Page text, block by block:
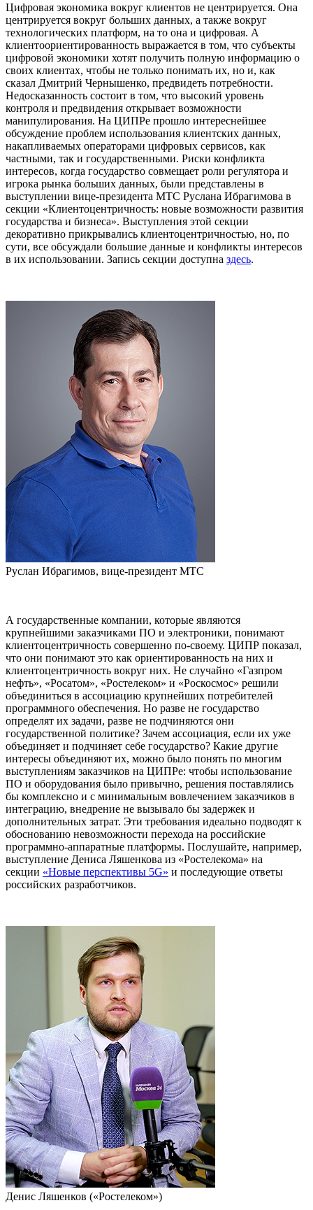
Цифровая экономика вокруг клиентов не центрируется. Она
центрируется вокруг больших данных, а также вокруг
технологических платформ, на то она и цифровая. А
клиентоориентированность выражается в том, что субъекты
цифровой экономики хотят получить полную информацию о
своих клиентах, чтобы не только понимать их, но и, как
сказал Дмитрий Чернышенко, предвидеть потребности.
Недосказанность состоит в том, что высокий уровень
контроля и предвидения открывает возможности
манипулирования. На ЦИПРе прошло интереснейшее
обсуждение проблем использования клиентских данных,
накапливаемых операторами цифровых сервисов, как
частными, так и государственными. Риски конфликта
интересов, когда государство совмещает роли регулятора и
игрока рынка больших данных, были представлены в
выступлении вице-президента МТС Руслана Ибрагимова в
секции «Клиентоцентричность: новые возможности развития
государства и бизнеса». Выступления этой секции
декоративно прикрывались клиентоцентричностью, но, по
сути, все обсуждали большие данные и конфликты интересов
в их использовании. Запись секции доступна здесь.
Руслан Ибрагимов, вице-президент МТС
А государственные компании, которые являются
крупнейшими заказчиками ПО и электроники, понимают
клиентоцентричность совершенно по-своему. ЦИПР показал,
что они понимают это как ориентированность на них и
клиентоцентричность вокруг них. Не случайно «Газпром
нефть», «Росатом», «Ростелеком» и «Роскосмос» решили
объединиться в ассоциацию крупнейших потребителей
программного обеспечения. Но разве не государство
определят их задачи, разве не подчиняются они
государственной политике? Зачем ассоциация, если их уже
объединяет и подчиняет себе государство? Какие другие
интересы объединяют их, можно было понять по многим
выступлениям заказчиков на ЦИПРе: чтобы использование
ПО и оборудования было привычно, решения поставлялись
бы комплексно и с минимальным вовлечением заказчиков в
интеграцию, внедрение не вызывало бы задержек и
дополнительных затрат. Эти требования идеально подводят к
обоснованию невозможности перехода на российские
программно-аппаратные платформы. Послушайте, например,
выступление Дениса Ляшенкова из «Ростелекома» на
секции «Новые перспективы 5G» и последующие ответы
российских разработчиков.
Денис Ляшенков («Ростелеком»)